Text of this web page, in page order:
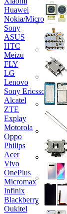
Huawei
Nokia/Microsoft
Sony
ASUS
HTC
Meizu
FLY
LG
Lenovo
Sony Ericsson
Alcatel
ZTE
Explay
Motorola
Oppo
Philips
Acer
Vivo
OnePlus
Micromax
Infinix
Blackberry
Oukitel